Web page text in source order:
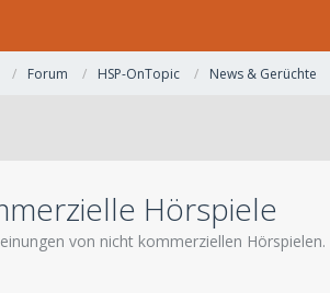
Forum HSP-OnTopic News & Gerüchte
Hörspiele
von nicht kommerziellen Hörspielen.